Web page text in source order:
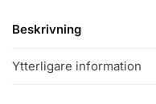
Beskrivning
Ytterligare information